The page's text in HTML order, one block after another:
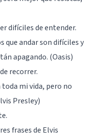
difíciles de entender.
que andar son difíciles y
apagando. (Oasis)
recorrer.
mi vida, pero no
Presley)
frases de Elvis